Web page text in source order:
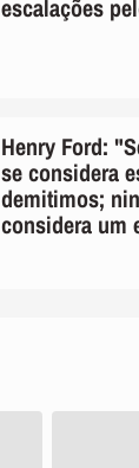
escalações
Henry Ford:
se considera
demitimos;
considera um